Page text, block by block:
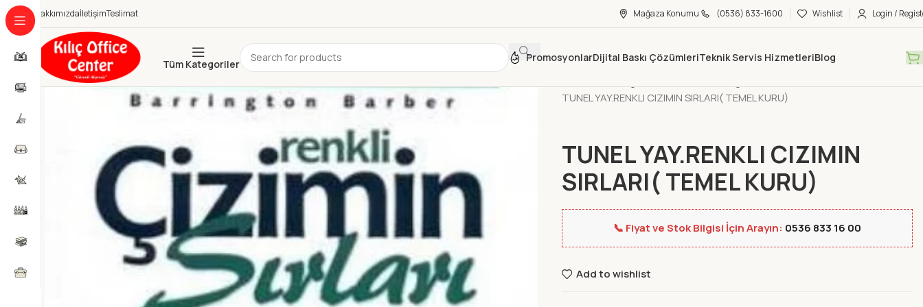
HakkımızdaİletişimTeslimat Mağaza Konumu (0536) 833-1600 Wishlist Login /
Tüm Kategoriler
PromosyonlarDijital Baskı ÇözümleriTeknik Servis HizmetleriBlog
TUNEL YAY.RENKLI CIZIMIN SIRLARI( TEMEL KURU)
TUNEL YAY.RENKLI CIZIMIN
SIRLARI( TEMEL KURU)
📞 Fiyat ve Stok Bilgisi İçin Arayın: 0536 833 16 00
Add to wishlist